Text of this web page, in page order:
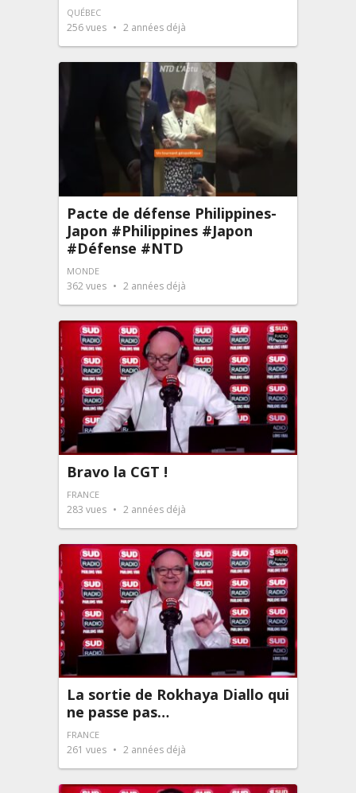
QUÉBEC
256vues 2 années déjà
Pacte de défense Philippines-
Japon #Philippines #Japon
#Défense #NTD
MONDE
362vues 2 années déjà
Bravo la CGT !
FRANCE
283 vues 2 années déjà
La sortie de Rokhaya Diallo qui
ne passe pas…
FRANCE
261 vues 2 années déjà